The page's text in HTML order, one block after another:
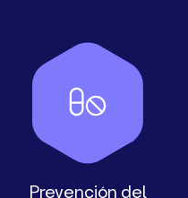
Prevención del